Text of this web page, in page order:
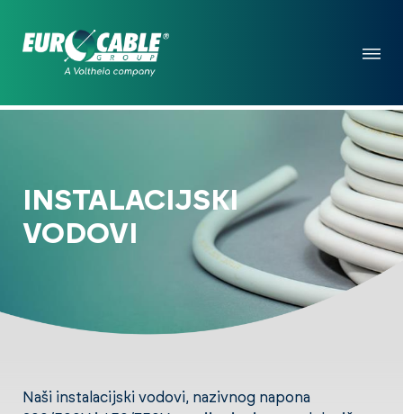
INSTALACIJSKI
VODOVI
Naši instalacijski vodovi, nazivnog napona